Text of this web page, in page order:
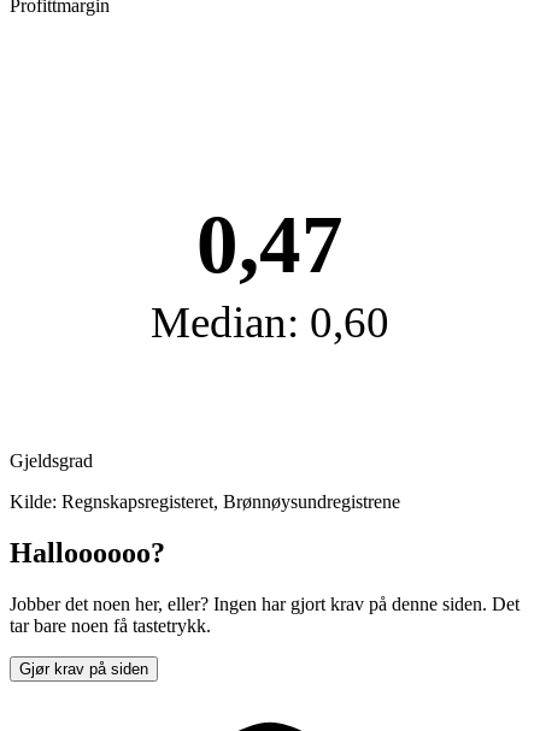
Profittmargin
0,47
Median: 0,60
Gjeldsgrad
Kilde: Regnskapsregisteret, Brønnøysundregistrene
Halloooooo?
Jobber det noen her, eller? Ingen har gjort krav på denne siden. Det
tar bare noen få tastetrykk.
Gjør krav på siden